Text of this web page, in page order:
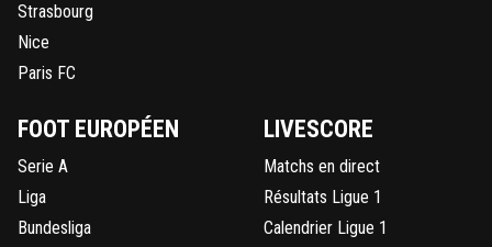
Strasbourg
Nice
Paris FC
FOOT EUROPÉEN
Serie A
Liga
Bundesliga
LIVESCORE
Matchs en direct
Résultats Ligue 1
Calendrier Ligue 1